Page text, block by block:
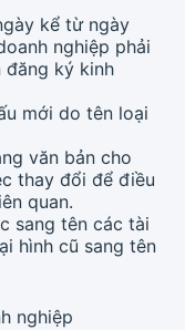
kể từ ngày
nghiệp phải
ký kinh
mới do tên loại
văn bản cho
thay đổi để điều
quan.
sang tên các tài
hình cũ sang tên
nghiệp